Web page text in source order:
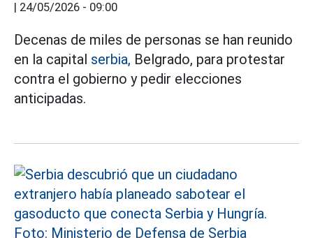
| 24/05/2026 - 09:00
Decenas de miles de personas se han reunido
en la capital serbia, Belgrado, para protestar
contra el gobierno y pedir elecciones
anticipadas.